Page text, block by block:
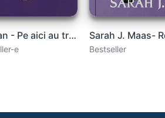
Jennifer Egan - Pe aici au trecut cuțitarii
e Bestseller